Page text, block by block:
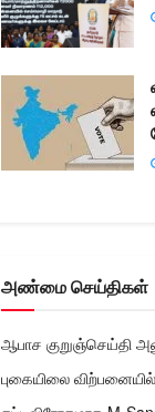
அண்மை செய்திகள்
ஆபாச குறுஞ்செய்தி
புகையிலை